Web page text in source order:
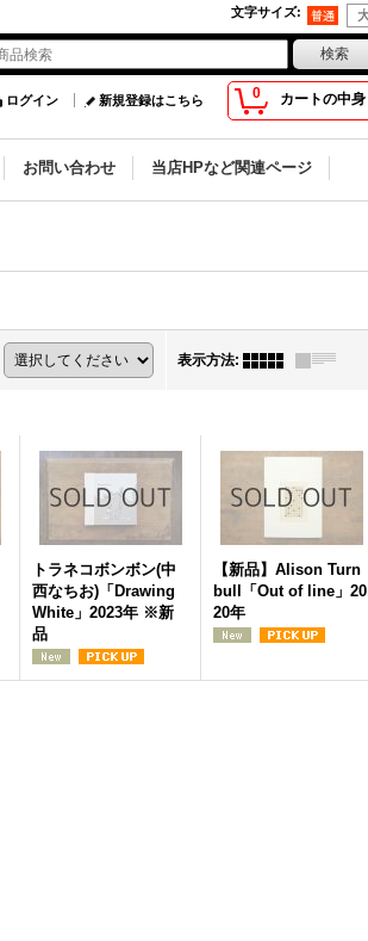
文字サイズ:
0 カートの中身
ログイン 新規登録はこちら
お問い合わせ 当店HPなど関連ページ
表示方法:
トラネコボンボン(中
西なちお)「Drawing
White」2023年 ※新
品
【新品】Alison Turn
bull「Out of line」20
20年